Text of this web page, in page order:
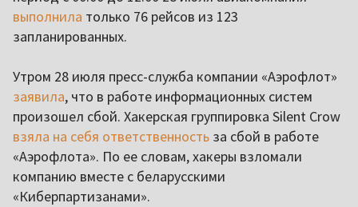
выполнила только 76 рейсов из 123
запланированных.
Утром 28 июля пресс-служба компании «Аэрофлот»
заявила, что в работе информационных систем
произошел сбой. Хакерская группировка Silent Crow
взяла на себя ответственность за сбой в работе
«Аэрофлота». По ее словам, хакеры взломали
компанию вместе с беларусскими
«Киберпартизанами».